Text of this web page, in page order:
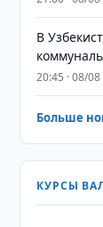
В
20:45 · 08/08
Больше
КУРСЫ